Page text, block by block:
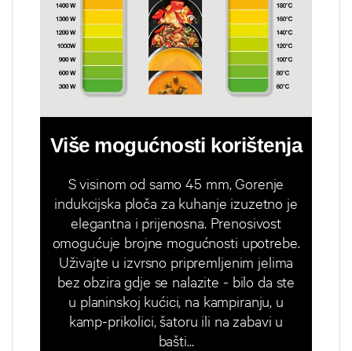
Više mogućnosti korištenja
S visinom od samo 45 mm, Gorenje
indukcijska ploča za kuhanje izuzetno je
elegantna i prijenosna. Prenosivost
omogućuje brojne mogućnosti upotrebe.
Uživajte u izvrsno pripremljenim jelima
bez obzira gdje se nalazite - bilo da ste
u planinskoj kućici, na kampiranju, u
kamp-prikolici, šatoru ili na zabavi u
bašti...